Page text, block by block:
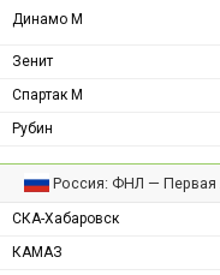
Динамо М
Зенит
Спартак М
Рубин
Россия: ФНЛ — Первая
СКА-Хабаровск
КАМАЗ